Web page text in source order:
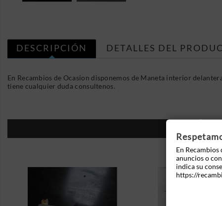
DESCRIPCIÓN DETALLES DEL
En Recambios de Ocasion disponemos de Maneta interior
tiene cualquier duda consultenos.
En
anuncios o
indica su
https://